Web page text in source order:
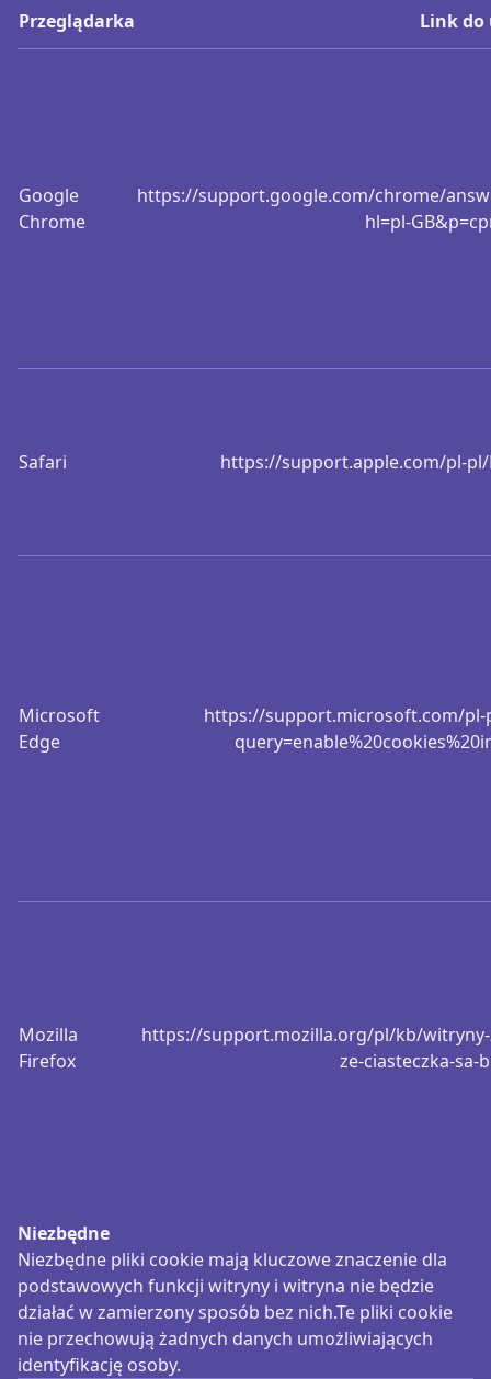
Przeglądarka Link
Google
Chrome
https://support.google.com/chrome/
hl=pl-
Safari https://support.apple.com/pl-pl/
Microsoft
Edge
https://support.microsoft.com/pl-
Mozilla
Firefox
https://support.mozilla.org/pl/kb/witryny-
ze-ciasteczka-sa-
Niezbędne
Niezbędne pliki cookie mają kluczowe znaczenie dla
podstawowych funkcji witryny i witryna nie będzie
działać w zamierzony sposób bez nich.Te pliki cookie
nie przechowują żadnych danych umożliwiających
identyfikację osoby.